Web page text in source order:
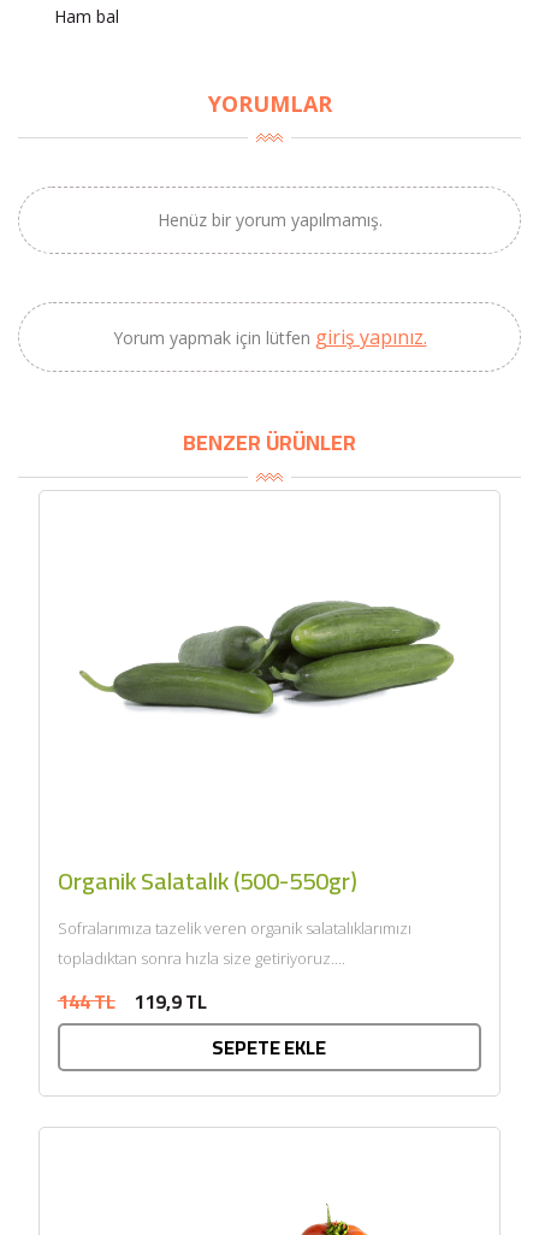
Ham bal
YORUMLAR
Henüz bir yorum yapılmamış.
Yorum yapmak için lütfen giriş yapınız.
BENZER ÜRÜNLER
Organik Salatalık (500-550gr)
Sofralarımıza tazelik veren organik salatalıklarımızı
topladıktan sonra hızla size getiriyoruz....
144 TL 119,9 TL
SEPETE EKLE
BU HAFTANIN PLANLI İNDİRİMİ
2100,00 TL
(2025 Yeni Hasat,
Güney Ege, 5 Litre) -
AtcaNova
SEPETE EKLE